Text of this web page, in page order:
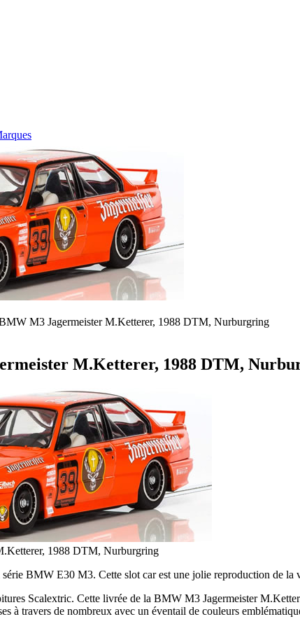
M3 Jagermeister M.Ketterer, 1988 DTM, Nurburgring
M.Ketterer, 1988 DTM,
1988 DTM, Nurburgring
série BMW E30 M3. Cette slot car est une jolie reproduction de
Scalextric. Cette livrée de la BMW M3 Jagermeister
à travers de nombreux avec un éventail de couleurs